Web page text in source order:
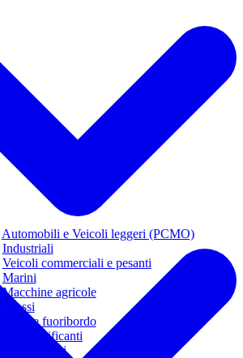
Automobili e Veicoli leggeri (PCMO)
Industriali
Veicoli commerciali e pesanti
Marini
Macchine agricole
Grassi
Moto e fuoribordo
Tutti i lubrificanti
Trasmissioni